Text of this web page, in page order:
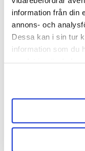
information från din
annons- och
Dessa kan i sin tur
information som du
Bedømmelser
Bliv den første, der